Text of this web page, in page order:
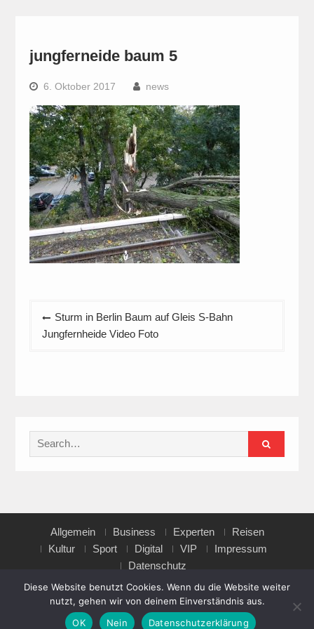
jungferneide baum 5
6. Oktober 2017 news
Beitragsnavigation
Sturm in Berlin Baum auf Gleis S-Bahn
Jungfernheide Video Foto
Search
for:
Allgemein Business Experten
Reisen
Kultur
Sport Digital VIP
Impressum
Datenschutz
Copyright © All rights reserved.
Magazine Point byAxle Themes
Diese Website benutzt Cookies. Wenn du die Website weiter
nutzt, gehen wir von deinem Einverständnis aus.
OK
Nein Datenschutzerklärung